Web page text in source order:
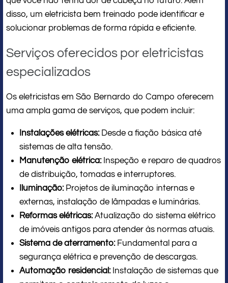
disso, um eletricista bem treinado pode identificar e
solucionar problemas de forma rápida e eficiente.
Serviços oferecidos por eletricistas
especializados
Os eletricistas em São Bernardo do Campo oferecem
uma ampla gama de serviços, que podem incluir:
Instalações elétricas:Desde a fiação básica até
sistemas de alta tensão.
Manutenção elétrica:Inspeção e reparo de quadros
de distribuição, tomadas e interruptores.
Iluminação:Projetos de iluminação internas e
externas, instalação de lâmpadas e luminárias.
Reformas elétricas:Atualização do sistema elétrico
de imóveis antigos para atender às normas atuais.
Sistema de aterramento:Fundamental para a
segurança elétrica e prevenção de descargas.
Automação residencial:Instalação de sistemas que